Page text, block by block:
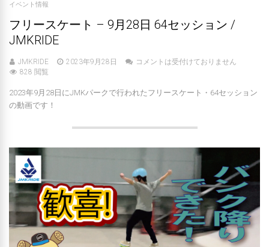
イベント情報
フリースケート – 9月28日 64セッション /
JMKRIDE
JMKRIDE 2023年9月28日
コメントは受付けておりません
828 閲覧
2023年9月28日にJMKパークで行われたフリースケート・64セッション
の動画です！